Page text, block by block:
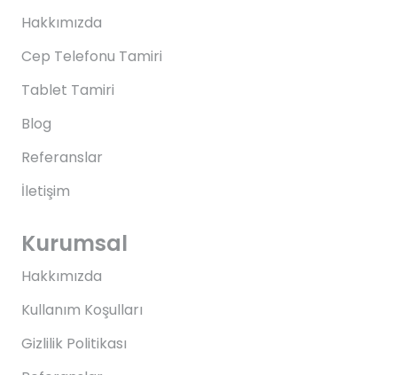
Hakkımızda
Cep Telefonu Tamiri
Tablet Tamiri
Blog
Referanslar
İletişim
Kurumsal
Hakkımızda
Kullanım Koşulları
Gizlilik Politikası